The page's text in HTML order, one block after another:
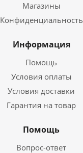
Магазины
Конфиденциальность
Информация
Помощь
Условия оплаты
Условия доставки
Гарантия на товар
Помощь
Вопрос-ответ